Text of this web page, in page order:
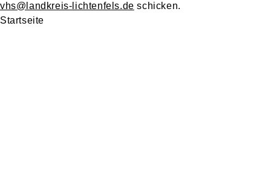
vhs@landkreis-lichtenfels.de schicken.
Startseite